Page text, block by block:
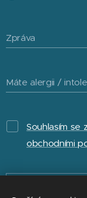
Zpráva
Máte alergii /
Souhlasím se
obchodními